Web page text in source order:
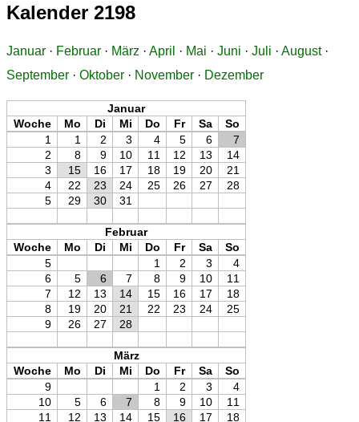
Kalender 2198
Januar · Februar · März · April · Mai · Juni · Juli · August·
September · Oktober · November · Dezember
Januar
Woche
Mo Di Mi Do Fr Sa
So
1
1 2 3 4 5 6
7
2
8 9 10 11 12 13
14
3
15 16 17 18 19 20
21
4
22 23 24 25 26 27
28
5
29 30 31
Februar
Woche
Mo Di Mi Do Fr Sa
So
5
1 2 3
4
6
5 6 7 8 9 10
11
7
12 13 14 15 16 17
18
8
19 20 21 22 23 24
25
9
26 27 28
März
Woche
Mo Di Mi Do Fr Sa
So
9
1 2 3
4
10
5 6 7 8 9 10
11
11
12 13 14 15 16 17
18